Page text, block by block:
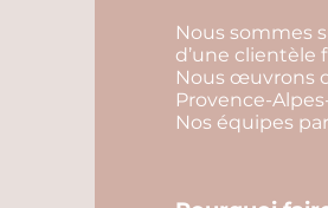
Nous sommes
d’une clientèle
Nous œuvrons
Provence-
Nos équipes